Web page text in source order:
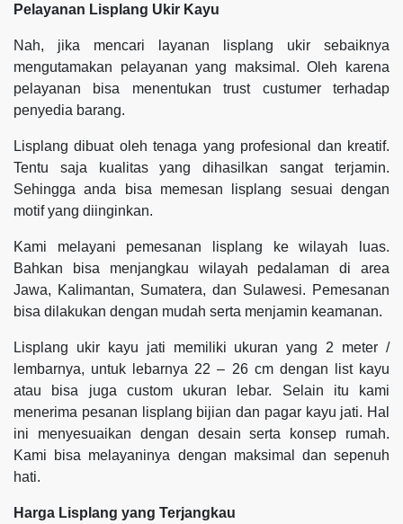
Pelayanan Lisplang Ukir Kayu
Nah, jika mencari layanan lisplang ukir sebaiknya
mengutamakan pelayanan yang maksimal. Oleh karena
pelayanan bisa menentukan trust custumer terhadap
penyedia barang.
Lisplang dibuat oleh tenaga yang profesional dan kreatif.
Tentu saja kualitas yang dihasilkan sangat terjamin.
Sehingga anda bisa memesan lisplang sesuai dengan
motif yang diinginkan.
Kami melayani pemesanan lisplang ke wilayah luas.
Bahkan bisa menjangkau wilayah pedalaman di area
Jawa, Kalimantan, Sumatera, dan Sulawesi. Pemesanan
bisa dilakukan dengan mudah serta menjamin keamanan.
Lisplang ukir kayu jati memiliki ukuran yang 2 meter /
lembarnya, untuk lebarnya 22 – 26 cm dengan list kayu
atau bisa juga custom ukuran lebar. Selain itu kami
menerima pesanan lisplang bijian dan pagar kayu jati. Hal
ini menyesuaikan dengan desain serta konsep rumah.
Kami bisa melayaninya dengan maksimal dan sepenuh
hati.
Harga Lisplang yang Terjangkau